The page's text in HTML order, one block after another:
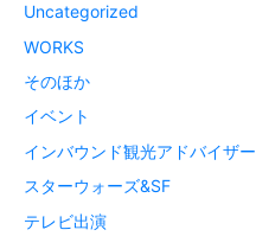
Uncategorized
WORKS
そのほか
イベント
インバウンド観光アドバイザー
スターウォーズ&SF
テレビ出演